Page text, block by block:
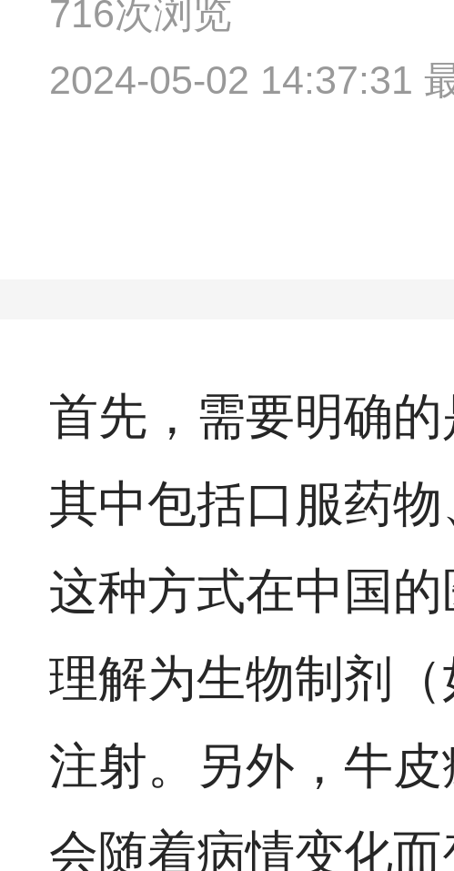
716次浏览
2024-05-02 14:37:31
首先，需要明确
其中包括口服药
这种方式在中国
理解为生物制剂
注射。另外，牛
会随着病情变化而